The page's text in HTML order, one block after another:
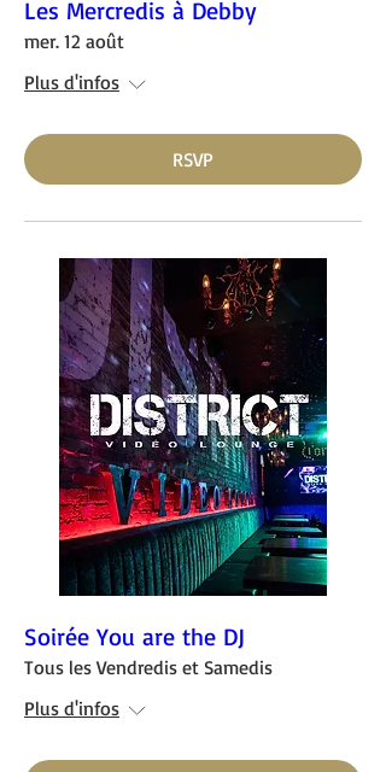
Les Mercredis à Debby
mer. 12 août
Plus d'infos
RSVP
Soirée You are the DJ
Tous les Vendredis et Samedis
Plus d'infos